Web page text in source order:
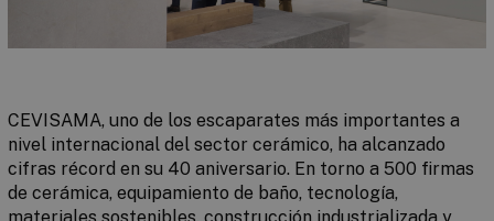
CEVISAMA, uno de los escaparates más importantes a
nivel internacional del sector cerámico, ha alcanzado
cifras récord en su 40 aniversario. En torno a 500 firmas
de cerámica, equipamiento de baño, tecnología,